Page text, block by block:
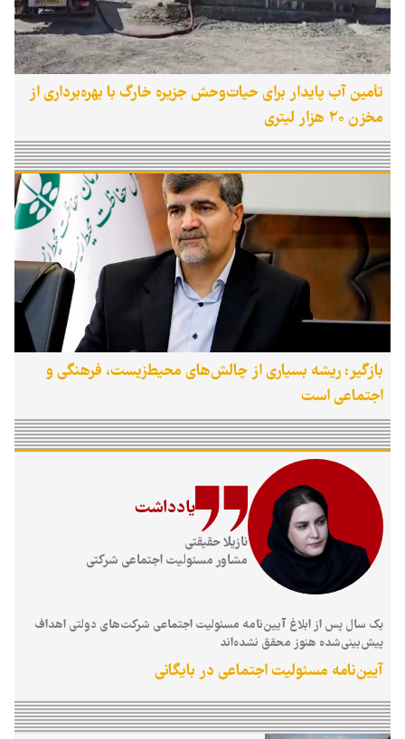
تأمین آب پایدار برای حیات‌وحش جزیره خارگ با بهره‌برداری از
مخزن ۲۰ هزار لیتری
یادداشت
نازیلا حقیقتی
مشاور مسئولیت اجتماعی شرکتی
یک سال پس از ابلاغ آیین‌نامه مسئولیت اجتماعی شرکت‌های دولتی اهداف
پیش‌بینی‌شده هنوز محقق نشده‌اند
آیین‌نامه مسئولیت اجتماعی در بایگانی
بازگیر: ریشه بسیاری از چالش‌های محیط‌زیست، فرهنگی و
اجتماعی است